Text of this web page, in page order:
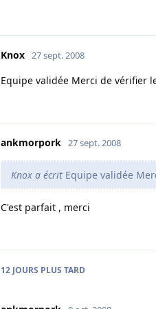
Knox 27 sept. 2008
Equipe validée Merci de vérifier
ankmorpork 27 sept. 2008
Knox a écrit Equipe validée
C'est parfait , merci
12 JOURS PLUS TARD